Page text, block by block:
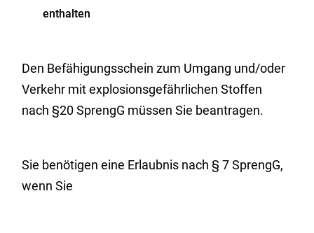
enthalten
Den Befähigungsschein zum Umgang und/oder
Verkehr mit explosionsgefährlichen Stoffen
nach §20 SprengG müssen Sie beantragen.
Sie benötigen eine Erlaubnis nach § 7 SprengG,
wenn Sie